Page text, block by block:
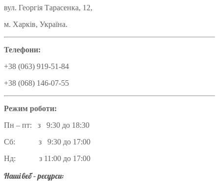
вул. Георгія Тарасенка, 12,
м. Харків, Україна.
Телефони:
+38 (063) 919-51-84
+38 (068) 146-07-55
Режим роботи:
Пн – пт: з 9:30 до 18:30
Сб: з 9:30 до 17:00
Нд: з 11:00 до 17:00
Наші веб – ресурси: